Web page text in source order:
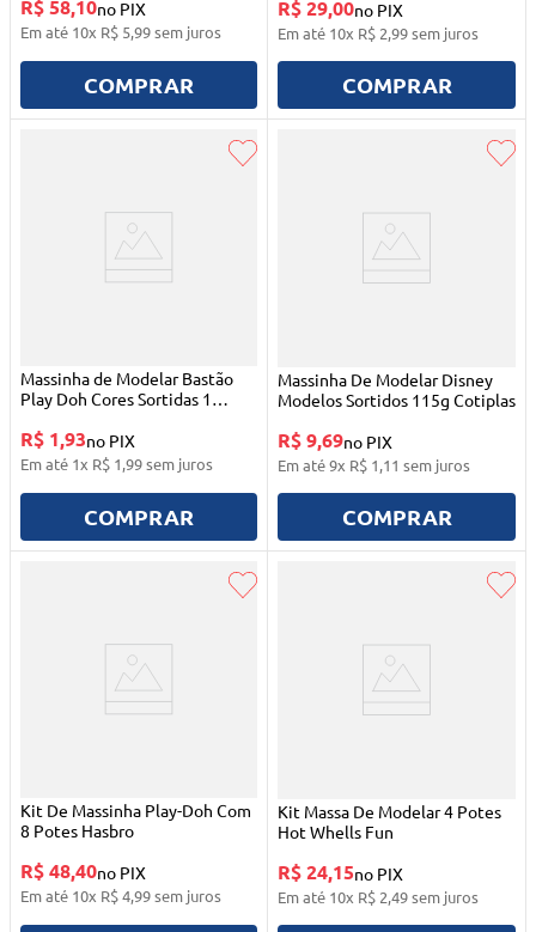
R$ 58,10no PIX
Em até 10x R$ 5,99sem juros
COMPRAR
R$ 29,00no PIX
Em até 10x R$ 2,99sem juros
COMPRAR
Massinha de Modelar Bastão
Play Doh Cores Sortidas 1
R$ 1,93no PIX
Em até 1x R$ 1,99sem juros
COMPRAR
Massinha De Modelar Disney
Modelos Sortidos 115g Cotiplas
R$ 9,69no PIX
Em até9x R$ 1,11 sem juros
COMPRAR
Kit De Massinha Play-Doh Com
8 Potes Hasbro
R$ 48,40no PIX
Em até 10x R$4,99sem juros
Kit Massa De Modelar 4 Potes
Hot Whells Fun
R$ 24,15no PIX
Em até 10x R$ 2,49sem juros